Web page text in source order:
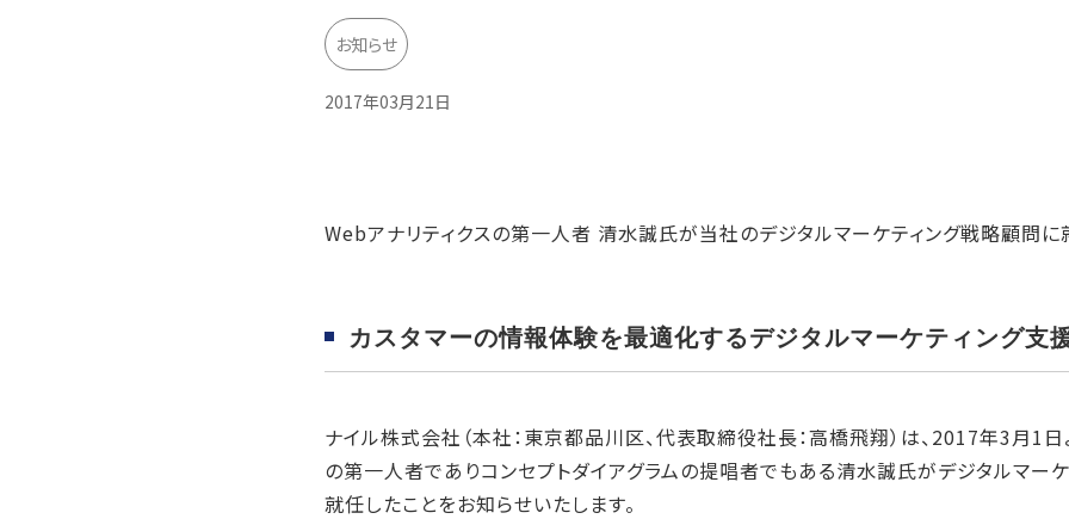
お知らせ
2017年03月21日
Webアナリティクスの第一人者 清水誠氏が当社のデジタルマーケティング戦略顧問に
カスタマーの情報体験を最適化するデジタルマーケティング支
ナイル株式会社（本社：東京都品川区、代表取締役社長：高橋飛翔）は、2017年3月1日
の第一人者でありコンセプトダイアグラムの提唱者でもある清水誠氏がデジタルマー
就任したことをお知らせいたします。